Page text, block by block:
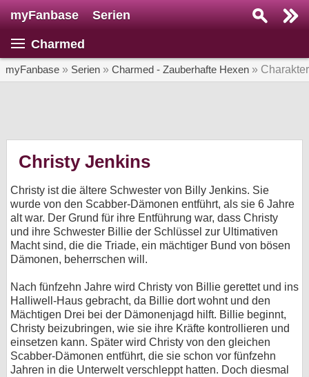
myFanbase Serien
Charmed
myFanbase » Serien » Charmed - Zauberhafte Hexen »
Christy Jenkins
Christy ist die ältere Schwester von Billy Jenkins. Sie
wurde von den Scabber-Dämonen entführt, als sie 6 Jahre
alt war. Der Grund für ihre Entführung war, dass Christy
und ihre Schwester Billie der Schlüssel zur Ultimativen
Macht sind, die die Triade, ein mächtiger Bund von bösen
Dämonen, beherrschen will.
Nach fünfzehn Jahre wird Christy von Billie gerettet und ins
Halliwell-Haus gebracht, da Billie dort wohnt und den
Mächtigen Drei bei der Dämonenjagd hilft. Billie beginnt,
Christy beizubringen, wie sie ihre Kräfte kontrollieren und
einsetzen kann. Später wird Christy von den gleichen
Scabber-Dämonen entführt, die sie schon vor fünfzehn
Jahren in die Unterwelt verschleppt hatten. Doch diesmal
SERIEN
KULTUR
Specials
SERVICE
Forum
bei X
bei Facebook